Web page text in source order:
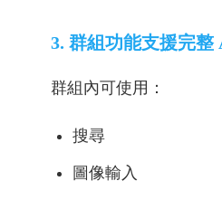
3. 群組功能支援完整
群組內可使用：
搜尋
圖像輸入